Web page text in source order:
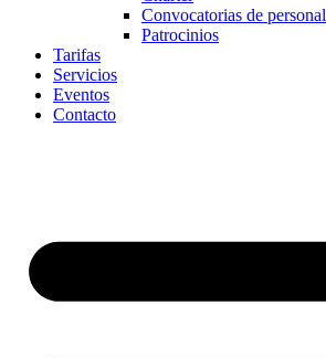
Convocatorias de personal
Patrocinios
Tarifas
Servicios
Eventos
Contacto